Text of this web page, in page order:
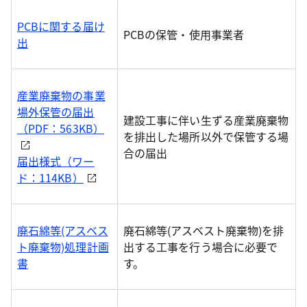
PCBに関する届け
出
PCBの保管・使用事業者
産業廃棄物の事業
場外保管の届出
（PDF：563KB）
届出様式（ワー
ド：114KB）
建設工事に伴い生ずる産業廃棄物
を排出した場所以外で保管する場
合の届出
廃石綿等(アスベス
ト廃棄物)処理計画
書
廃石綿等(アスベスト廃棄物)を排
出する工事を行う場合に必要で
す。